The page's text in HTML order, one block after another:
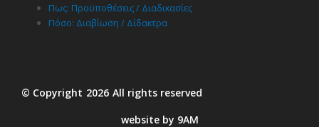
Πως: Προϋποθέσεις / Διαδικασίες
Πόσο: Διαβίωση / Δίδακτρα
© Copyright 2026 All rights reserved
website by 9AM